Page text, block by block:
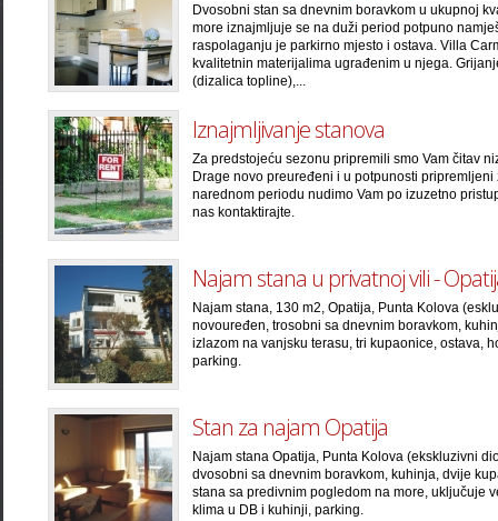
Dvosobni stan sa dnevnim boravkom u ukupnoj
more iznajmljuje se na duži period potpuno
raspolaganju je parkirno mjesto i ostava. Villa
kvalitetnin materijalima ugrađenim u njega.
(dizalica topline),...
Iznajmljivanje stanova
Za predstojeću sezonu pripremili smo Vam čitav
Drage novo preuređeni i u potpunosti
narednom periodu nudimo Vam po izuzetno
nas kontaktirajte.
Najam stana u privatnoj vili -
Najam stana, 130 m2, Opatija, Punta Kolova
novouređen, trosobni sa dnevnim boravkom,
izlazom na vanjsku terasu, tri kupaonice, ostava,
parking.
Stan za najam Opatija
Najam stana Opatija, Punta Kolova (ekskluzivni
dvosobni sa dnevnim boravkom, kuhinja, dvije
stana sa predivnim pogledom na more, uključuje
klima u DB i kuhinji, parking.